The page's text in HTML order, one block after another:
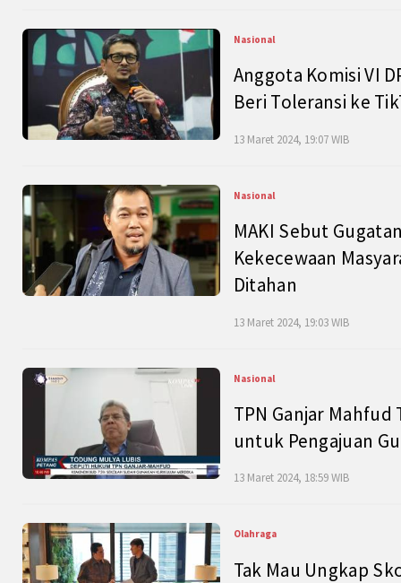
Nasional
Anggota Komisi VI
Beri Toleransi ke
13 Maret 2024, 19:07 WIB
Nasional
MAKI Sebut
Kekecewaan
Ditahan
13 Maret 2024, 19:03 WIB
Nasional
TPN Ganjar
untuk Pengajuan
13 Maret 2024, 18:59 WIB
Olahraga
Tak Mau Ungkap